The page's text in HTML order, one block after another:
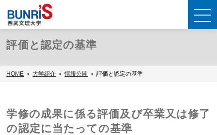
HOME 大学紹介 情報公開 評価と認定の基準
評価と認定の基準
学修の成果に係る評価及び卒業又は修了
の認定に当たっての基準